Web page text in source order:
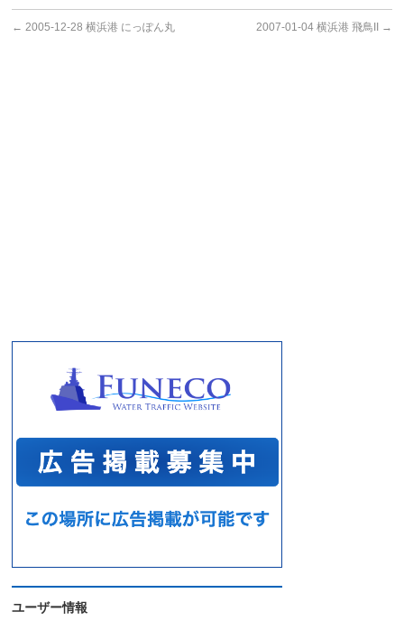
← 2005-12-28 横浜港 にっぽん丸 2007-01-04 横浜港 飛鳥II →
ユーザー情報